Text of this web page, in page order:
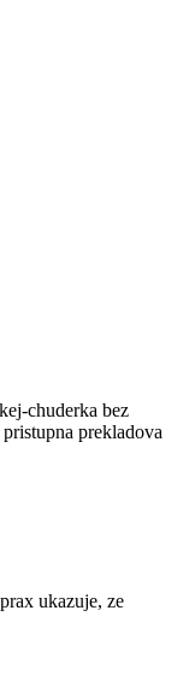
chuderka bez
prekladova
ukazuje, ze